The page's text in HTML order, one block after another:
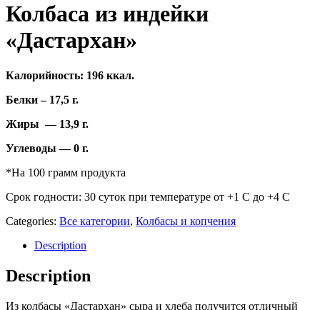
Колбаса из индейки
«Дастархан»
Калорийность: 196 ккал.
Белки – 17,5 г.
Жиры — 13,9 г.
Углеводы — 0 г.
*На 100 грамм продукта
Срок годности: 30 суток при температуре от +1 С до +4 С
Categories: Все категории, Колбасы и копчения
Description
Description
Из колбасы «Дастархан» сыра и хлеба получится отличный